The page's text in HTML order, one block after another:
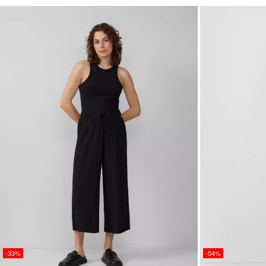
-33% -54%